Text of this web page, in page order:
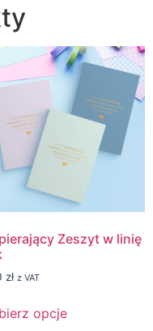
Zeszyt w linię
zł z VAT
opcje